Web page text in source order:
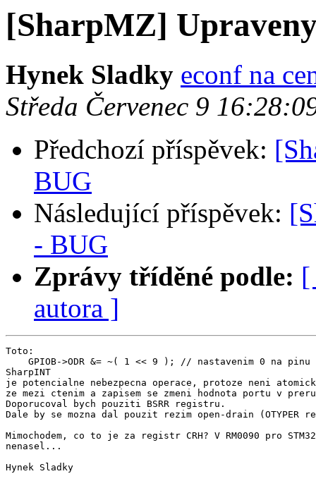
[SharpMZ]
Hynek Sladky econf na
Středa Červenec 9
Předchozí příspěvek:
BUG
Následující příspěvek:
- BUG
Zprávy tříděné podle: [
autora ]
Toto:
GPIOB->ODR &= ~( 1 << 9 ); // nastavenim 0 na
SharpINT
je potencialne nebezpecna operace, protoze neni
ze mezi ctenim a zapisem se zmeni hodnota portu v
Doporucoval bych pouziti BSRR registru.
Dale by se mozna dal pouzit rezim open-drain (OTYPER
Mimochodem, co to je za registr CRH? V RM0090 pro
nenasel...
Hynek Sladky